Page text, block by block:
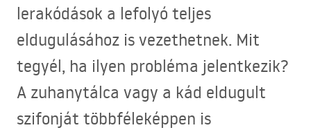
lerakódások a lefolyó teljes
eldugulásához is vezethetnek. Mit
tegyél, ha ilyen probléma jelentkezik?
A zuhanytálca vagy a kád eldugult
szifonját többféleképpen is